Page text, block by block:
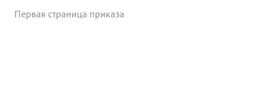
Первая страница приказа